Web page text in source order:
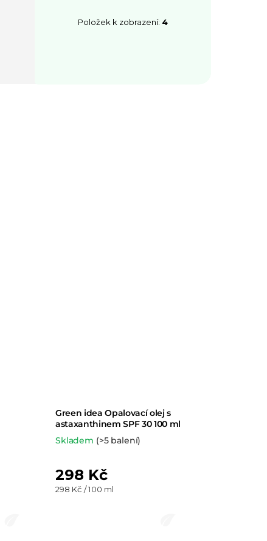
Položek k zobrazení: 4
Green idea Opalovací olej s
astaxanthinem SPF 30 100 ml
Skladem (>5 balení)
298 Kč
Měrná
298 Kč / 100 ml